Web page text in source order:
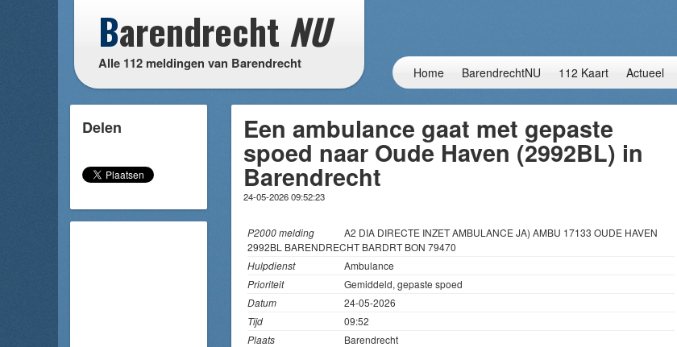
Barendrecht NU
Alle 112 meldingen van Barendrecht
Home BarendrechtNU 112 Kaart Actueel
Delen Een ambulance gaat met gepaste
spoed naar Oude Haven (2992BL) in
Barendrecht
24-05-2026 09:52:23
P2000 melding
A2 DIA DIRECTE INZET AMBULANCE JA) AMBU 17133 OUDE HAVEN
2992BL BARENDRECHT BARDRT BON 79470
Hulpdienst
Ambulance
Prioriteit
Gemiddeld, gepaste spoed
Datum
24-05-2026
Tijd
09:52
Plaats
Barendrecht